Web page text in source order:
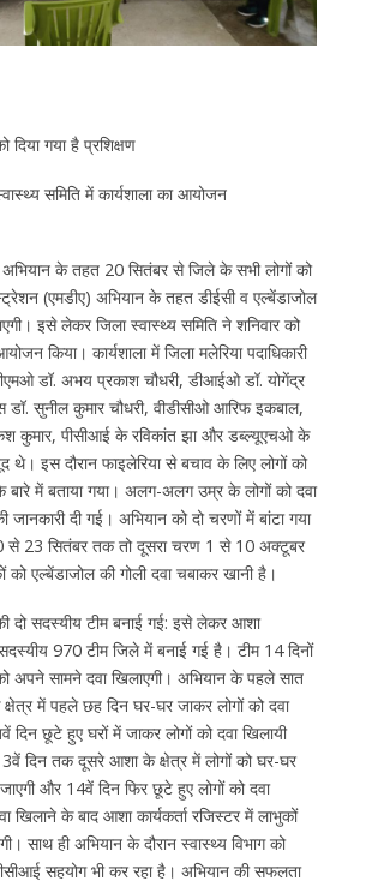
दिया गया है प्रशिक्षण
समिति में कार्यशाला का आयोजन
अभियान के तहत 20 सितंबर से जिले के सभी लोगों को
(एमडीए) अभियान के तहत डीईसी व एल्बेंडाजोल
इसे लेकर जिला स्वास्थ्य समिति ने शनिवार को
किया। कार्यशाला में जिला मलेरिया पदाधिकारी
डॉ. अभय प्रकाश चौधरी, डीआईओ डॉ. योगेंद्र
डॉ. सुनील कुमार चौधरी, वीडीसीओ आरिफ इकबाल,
कुमार, पीसीआई के रविकांत झा और डब्ल्यूएचओ के
थे। इस दौरान फाइलेरिया से बचाव के लिए लोगों को
बारे में बताया गया। अलग-अलग उम्र के लोगों को दवा
जानकारी दी गई। अभियान को दो चरणों में बांटा गया
से 23 सितंबर तक तो दूसरा चरण 1 से 10 अक्टूबर
एल्बेंडाजोल की गोली दवा चबाकर खानी है।
दो सदस्यीय टीम बनाई गई: इसे लेकर आशा
सदस्यीय 970 टीम जिले में बनाई गई है। टीम 14 दिनों
अपने सामने दवा खिलाएगी। अभियान के पहले सात
में पहले छह दिन घर-घर जाकर लोगों को दवा
दिन छूटे हुए घरों में जाकर लोगों को दवा खिलायी
दिन तक दूसरे आशा के क्षेत्र में लोगों को घर-घर
और 14वें दिन फिर छूटे हुए लोगों को दवा
खिलाने के बाद आशा कार्यकर्ता रजिस्टर में लाभुकों
साथ ही अभियान के दौरान स्वास्थ्य विभाग को
सहयोग भी कर रहा है। अभियान की सफलता